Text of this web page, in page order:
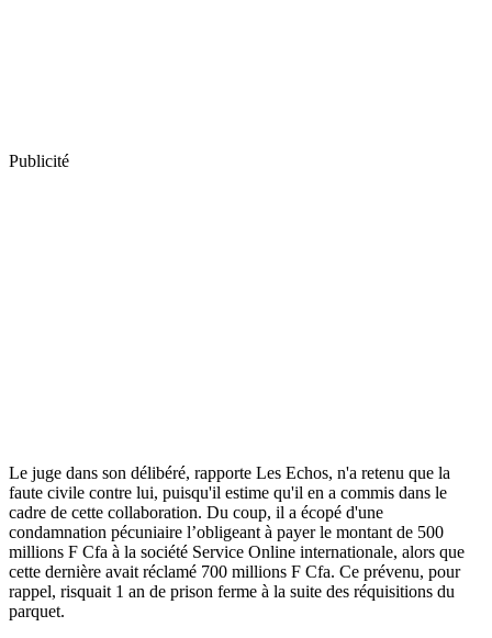
Publicité
Le juge dans son délibéré, rapporte Les Echos, n'a retenu que la
faute civile contre lui, puisqu'il estime qu'il en a commis dans le
cadre de cette collaboration. Du coup, il a écopé d'une
condamnation pécuniaire l’obligeant à payer le montant de 500
millions F Cfa à la société Service Online internationale, alors que
cette dernière avait réclamé 700 millions F Cfa. Ce prévenu, pour
rappel, risquait 1 an de prison ferme à la suite des réquisitions du
parquet.